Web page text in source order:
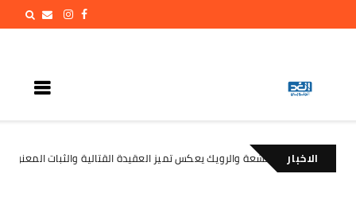
الاخبار
حادثتي الخشعة والرويك يعكس تميز العقيدة القتالية والثبات المعنوي للقوات